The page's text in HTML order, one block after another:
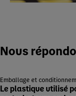
Nous
Emballage et
Le plastique utilisé